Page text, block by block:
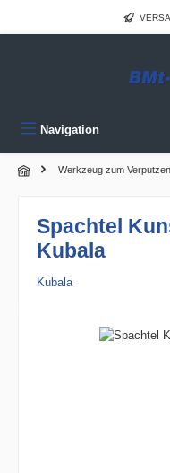
Zum Hauptinhalt springen
Navigation
Werkzeug zum Verputzen
Spachtel
Kubala
Kubala
Bildergalerie überspringen